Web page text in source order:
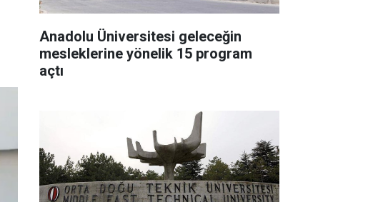
Anadolu Üniversitesi geleceğin
mesleklerine yönelik 15 program
açtı